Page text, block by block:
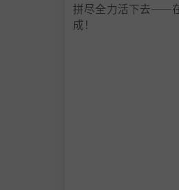
拼尽全力活下去——
成！